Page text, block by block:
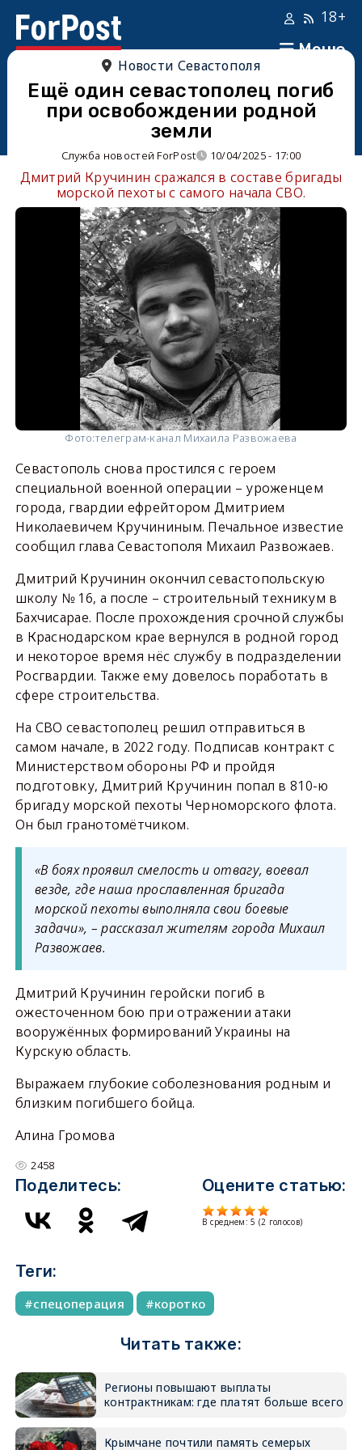
Меню
18+
Новости Севастополя
Ещё один севастополец погиб
при освобождении родной
земли
Служба новостей ForPost 10/04/2025 - 17:00
Дмитрий Кручинин сражался в составе бригады
морской пехоты с самого начала СВО.
Фото:телеграм-канал Михаила Развожаева
Севастополь снова простился с героем
специальной военной операции – уроженцем
города, гвардии ефрейтором Дмитрием
Николаевичем Кручининым. Печальное известие
сообщил глава Севастополя Михаил Развожаев.
Дмитрий Кручинин окончил севастопольскую
школу № 16, а после – строительный техникум в
Бахчисарае. После прохождения срочной службы
в Краснодарском крае вернулся в родной город
и некоторое время нёс службу в подразделении
Росгвардии. Также ему довелось поработать в
сфере строительства.
На СВО севастополец решил отправиться в
самом начале, в 2022 году. Подписав контракт с
Министерством обороны РФ и пройдя
подготовку, Дмитрий Кручинин попал в 810-ю
бригаду морской пехоты Черноморского флота.
Он был гранотомётчиком.
«В боях проявил смелость и отвагу, воевал
везде, где наша прославленная бригада
морской пехоты выполняла свои боевые
задачи», – рассказал жителям города Михаил
Развожаев.
Дмитрий Кручинин геройски погиб в
ожесточенном бою при отражении атаки
вооружённых формирований Украины на
Курскую область.
Выражаем глубокие соболезнования родным и
близким погибшего бойца.
Алина Громова
2458
Поделитесь: Оцените статью:
В среднем:5 (2 голосов)
Теги:
спецоперация коротко
Читать также:
Регионы повышают выплаты
контрактникам: где платят больше всего
Крымчане почтили память семерых